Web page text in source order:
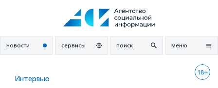
новости сервисы поиск меню
18+
Интервью